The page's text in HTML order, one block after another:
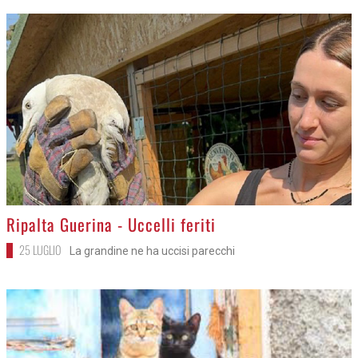
>
Ripalta Guerina - Uccelli feriti
25 LUGLIO La grandine ne ha uccisi parecchi